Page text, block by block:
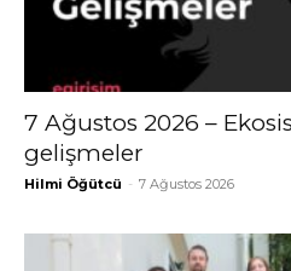
7 Ağustos 2026 –
gelişmeler
Hilmi Öğütcü - 7 Ağustos 2026